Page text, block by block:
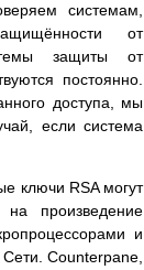
системам,
от
защиты от
постоянно.
доступа, мы
если система
ключи RSA могут
на произведение
и
Counterpane,